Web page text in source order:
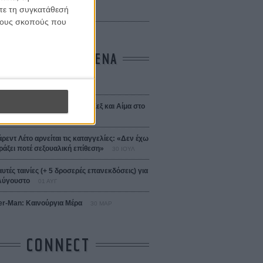
τη συγκατάθεσή
σκοπούς που
(The Moneymaker)
ΤΑ ΠΙΟ ΔΙΑΒΑΣΜΕΝΑ
Date! Δείτε πρώτοι το «Σεξ και Αίμα στο
Μίασμα»!
Λέτο αρνείται τις καταγγελίες: «Δεν έχω
ποτέ σεξουαλική επίθεση»
ταινίες (+ 5 δροσερές επανεκδόσεις) για
Man: Καινούργια Μέρα 30 ΜΑΡ
CONNECT